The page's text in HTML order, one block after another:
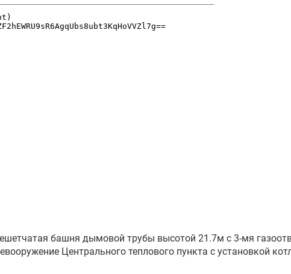
башня дымовой трубы высотой 21.7м с 3-мя
Центрального теплового пункта с установкой